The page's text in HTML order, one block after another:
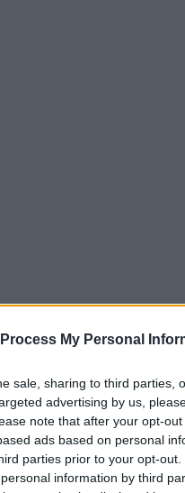
My Personal
sale, sharing to third parties,
advertising by us,
note that after your opt-
ads based on personal
parties prior to your opt-
information by third